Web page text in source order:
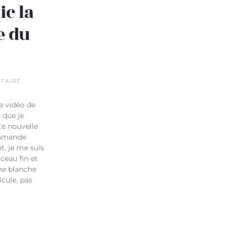
la
du
vidéo de
que je
nouvelle
je me suis
fin et
blanche
pas